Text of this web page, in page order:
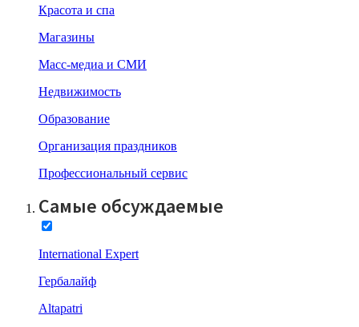
Красота и спа
Магазины
Масс-медиа и СМИ
Недвижимость
Образование
Организация праздников
Профессиональный сервис
Самые обсуждаемые
International Expert
Гербалайф
Altapatri